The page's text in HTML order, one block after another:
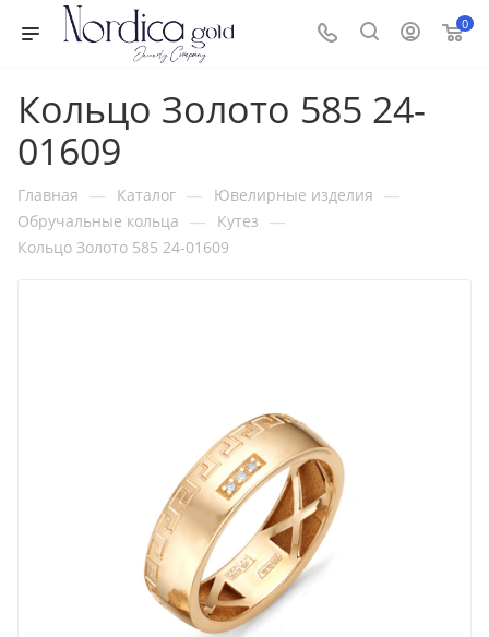
0
Кольцо Золото 585 24-
01609
Главная — Каталог — Ювелирные изделия —
Обручальные кольца — Кутез —
Кольцо Золото 585 24-01609